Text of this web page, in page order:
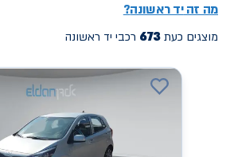
מה זהיד ראשונה?
מוצגים כעת רכבי יד ראשונה